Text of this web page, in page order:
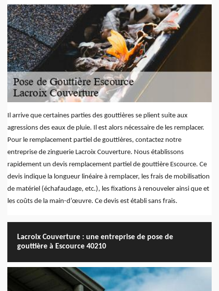
Il arrive que certaines parties des gouttières se plient suite aux
agressions des eaux de pluie. Il est alors nécessaire de les remplacer.
Pour le remplacement partiel de gouttières, contactez notre
entreprise de zinguerie Lacroix Couverture. Nous établissons
rapidement un devis remplacement partiel de gouttière Escource. Ce
devis indique la longueur linéaire à remplacer, les frais de mobilisation
de matériel (échafaudage, etc.), les fixations à renouveler ainsi que et
les coûts de la main-d’œuvre. Ce devis est établi sans frais.
Lacroix Couverture : une entreprise de pose de
gouttière à Escource 40210